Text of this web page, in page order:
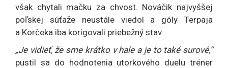
však chytali mačku za chvost. Nováčik najvyššej
poľskej súťaže neustále viedol a góly Terpaja
a Korčeka iba korigovali priebežný stav.
„Je vidieť, že sme krátko v hale a je to také surové,“
pustil sa do hodnotenia utorkového duelu tréner